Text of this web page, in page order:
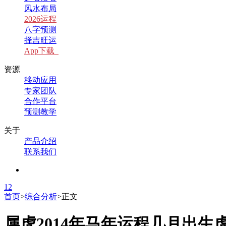
风水布局
2026运程
八字预测
择吉旺运
App下载
资源
移动应用
专家团队
合作平台
预测教学
关于
产品介绍
联系我们
1 2
首页>综合分析>正文